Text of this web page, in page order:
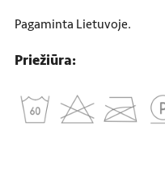
Pagaminta Lietuvoje.
Priežiūra: